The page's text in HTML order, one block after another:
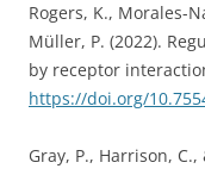
Rogers, K., Morales-
Müller, P. (2022).
by receptor
https://doi.org/
Gray, P., Harrison,